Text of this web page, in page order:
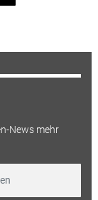
News mehr